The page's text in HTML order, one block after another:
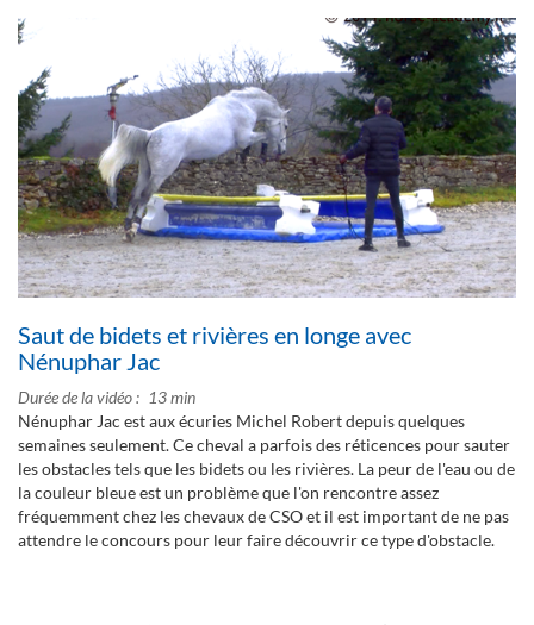
Saut de bidets et rivières en longe avec
Nénuphar Jac
Durée de la vidéo
13 min
Nénuphar Jac est aux écuries Michel Robert depuis quelques
semaines seulement. Ce cheval a parfois des réticences pour sauter
les obstacles tels que les bidets ou les rivières. La peur de l'eau ou de
la couleur bleue est un problème que l'on rencontre assez
fréquemment chez les chevaux de CSO et il est important de ne pas
attendre le concours pour leur faire découvrir ce type d'obstacle.